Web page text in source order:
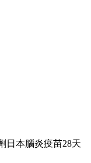
日本腦炎疫苗28天